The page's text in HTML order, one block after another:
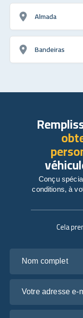
Almada
Bandeiras
Cela
Conçu
conditions, à